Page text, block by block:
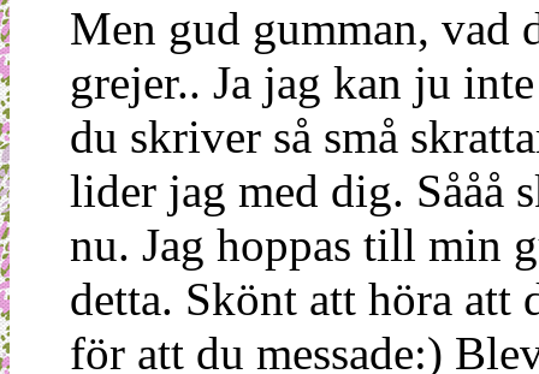
Men gud gumman, vad
grejer.. Ja jag kan ju
du skriver så små
lider jag med dig. Sååå
nu. Jag hoppas till min
detta. Skönt att höra att
för att du messade:)